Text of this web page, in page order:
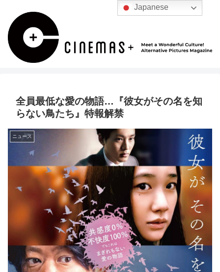
全員最低な愛の物語…『彼女がその名を知
らない鳥たち』特報解禁
ニュース
Japanese